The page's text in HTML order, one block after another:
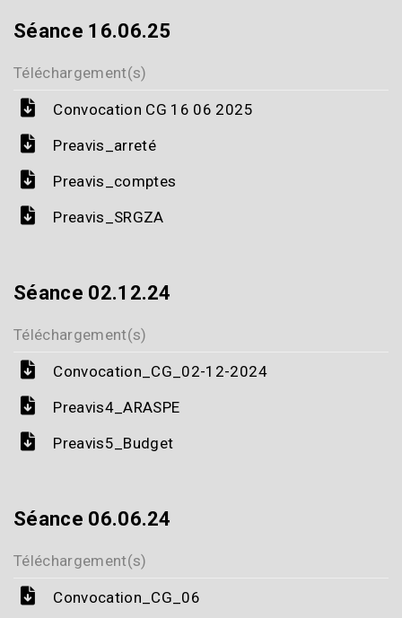
Séance 16.06.25
Téléchargement(s)
Convocation CG 16 06 2025
Preavis_arreté
Preavis_comptes
Preavis_SRGZA
Séance 02.12.24
Téléchargement(s)
Convocation_CG_02-12-2024
Preavis4_ARASPE
Preavis5_Budget
Séance 06.06.24
Téléchargement(s)
Convocation_CG_06